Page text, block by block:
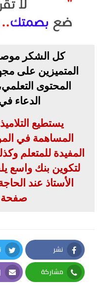
كل الشكر
المتميزين على
المحتوى
الدعاء
يستطيع
المساهمة في
المفيدة للمتعلم
لتكوين بنك واسع
الأستاذ عند
صفحة
نشر
Facebook
مشاركة
Whatsapp